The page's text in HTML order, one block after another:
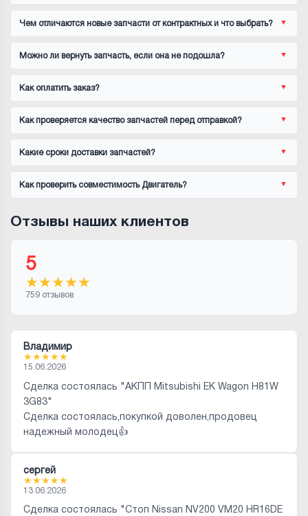
Чем отличаются новые запчасти от контрактных и что выбрать?
Можно ли вернуть запчасть, если она не подошла?
Как оплатить заказ?
Как проверяется качество запчастей перед отправкой?
Какие сроки доставки запчастей?
Как проверить совместимость Двигатель?
Отзывы наших клиентов
5
★★★★★
759 отзывов
Владимир
★★★★★
15.06.2026
Сделка состоялась "АКПП Mitsubishi EK Wagon H81W
3G83"
Сделка состоялась,покупкой доволен,продовец
надежный молодец👍
сергей
★★★★★
13.06.2026
Сделка состоялась "Стоп Nissan NV200 VM20 HR16DE